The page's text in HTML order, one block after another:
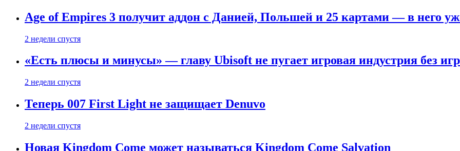
Age of Empires 3 получит аддон с Данией, Польшей и 25 картами — в него
2 недели спустя
«Есть плюсы и минусы» — главу Ubisoft не пугает игровая индустрия без
2 недели спустя
Теперь 007 First Light не защищает Denuvo
2 недели спустя
Новая Kingdom Come может называться Kingdom Come Salvation